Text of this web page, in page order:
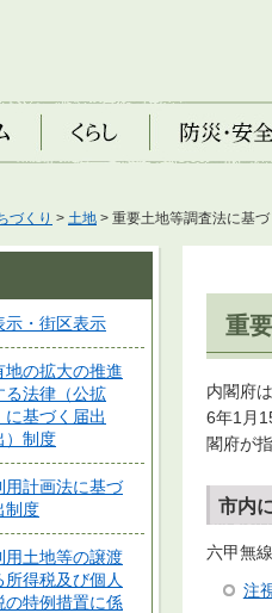
くらし 防災・安全
づくり > 土地 > 重要土地等調査法に基
示・街区表示
地の拡大の推進
る法律（公拡
に基づく届出
）制度
用計画法に基づ
制度
用土地等の譲渡
所得税及び個人
の特例措置に係
重
内閣府
6年1月
閣府が
市内
六甲無
注